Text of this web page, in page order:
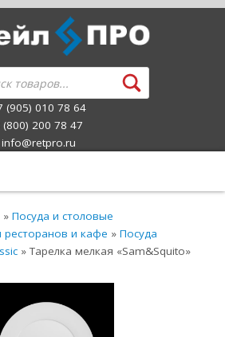
(905) 010 78 64
(800) 200 78 47
info@retpro.ru
»Посуда и столовые
ресторанов и кафе »Посуда
» Тарелка мелкая «Sam&Squito»